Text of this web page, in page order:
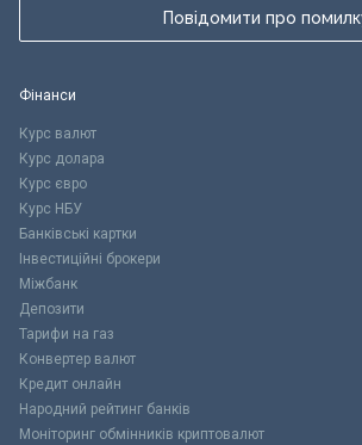
Повідомити про
Фінанси
Курс валют
Курс долара
Курс євро
Курс НБУ
Банківські картки
Інвестиційні брокери
Міжбанк
Депозити
Тарифи на газ
Конвертер валют
Кредит онлайн
Народний рейтинг банків
Моніторинг обмінників криптовалют